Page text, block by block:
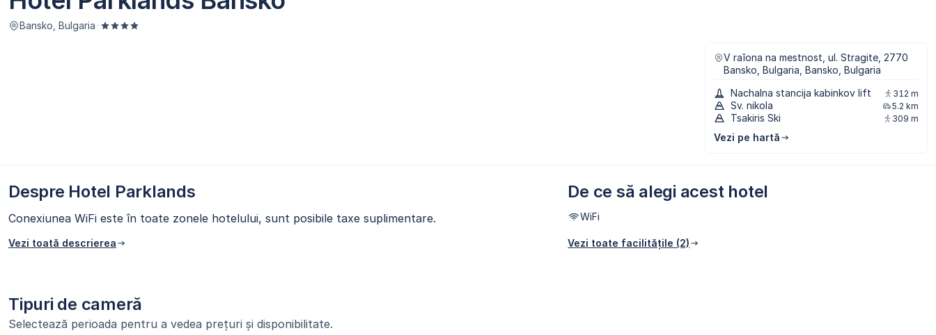
Bansko, Bulgaria ·
V raĭona na mestnost, ul. Stragite, 2770
Bansko, Bulgaria, Bansko, Bulgaria
Nachalna stancija kabinkov lift
312 m
Sv. nikola 5.2 km
Tsakiris Ski 309 m
Vezi pe hartă
Despre Hotel Parklands
Conexiunea WiFi este în toate zonele hotelului, sunt posibile taxe suplimentare.
Vezi toată descrierea
De ce să alegi acest hotel
WiFi
Vezi toate facilitățile (2)
Tipuri de cameră
Selectează perioada pentru a vedea prețuri și disponibilitate.